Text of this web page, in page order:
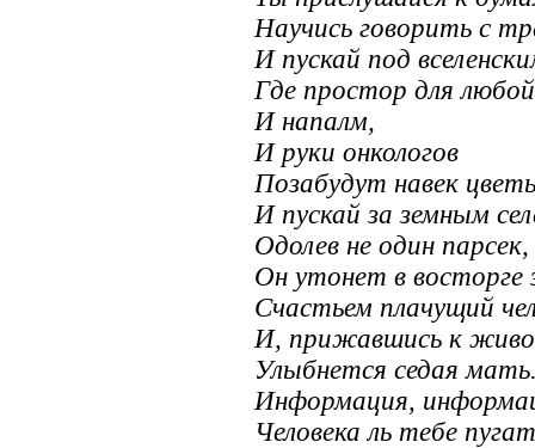
Научись говорить с
И пускай под
Где простор для
И напалм,
И руки онкологов
Позабудут навек
И пускай за земным
Одолев не один парсек,
Он утонет в восторге
Счастьем плачущий
И, прижавшись к
Улыбнется седая
Информация,
Человека ль тебе